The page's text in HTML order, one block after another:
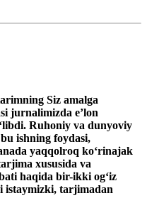
Siz amalga
jurnalimizda e’lon
Ruhoniy va dunyoviy
ishning foydasi,
yaqqolroq ko‘rinajak
xususida va
haqida bir-ikki og‘iz
istaymizki, tarjimadan